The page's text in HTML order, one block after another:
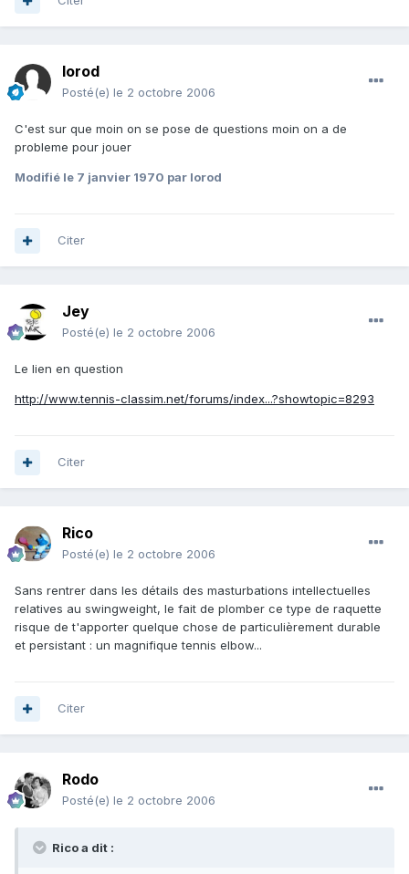
lorod
Posté(e) le 2 octobre 2006
C'est sur que moin on se pose de questions moin on a de
probleme pour jouer
Modifié le 7 janvier 1970 par lorod
Citer
Jey
Posté(e) le 2 octobre 2006
Le lien en question
http://www.tennis-classim.net/forums/index...?showtopic=8293
Citer
Rico
Posté(e) le 2 octobre 2006
Sans rentrer dans les détails des masturbations intellectuelles
relatives au swingweight, le fait de plomber ce type de raquette
risque de t'apporter quelque chose de particulièrement durable
et persistant : un magnifique tennis elbow...
Citer
Rodo
Posté(e) le 2 octobre 2006
Rico a dit :